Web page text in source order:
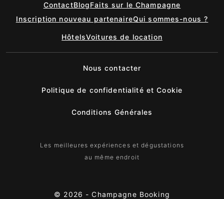
ContactBlogFaits sur le Champagne
Inscription nouveau partenaireQui sommes-nous ?
HôtelsVoitures de location
Nous contacter
Politique de confidentialité et Cookie
Conditions Générales
Les meilleures expériences et dégustations
au même endroit
© 2026 -Champagne Booking